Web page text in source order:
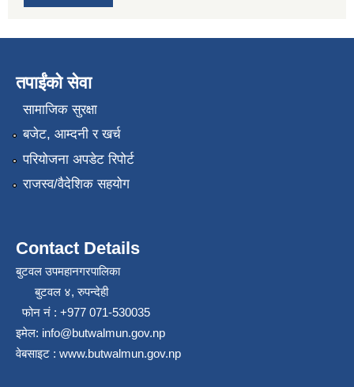
तपाईंको सेवा
सामाजिक सुरक्षा
बजेट, आम्दनी र खर्च
परियोजना अपडेट रिपोर्ट
राजस्व/वैदेशिक सहयोग
Contact Details
बुटवल उपमहानगरपालिका
बुटवल ४, रुपन्देही
फोन नं : +977 071-530035
इमेल: info@butwalmun.gov.np
वेबसाइट : www.butwalmun.gov.np